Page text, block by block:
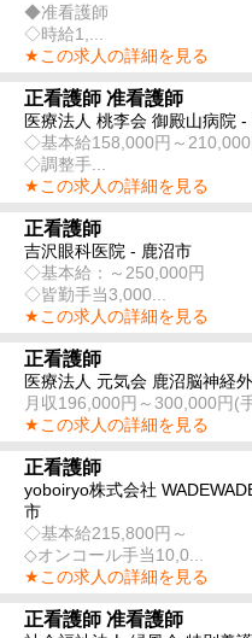
◆准看護師
◇時給1,...
★この求人の詳細を見る
正看護師 准看護師
医療法人 桃李会 御殿山病院 -
◇基本給158,000円～210,000
◇調整手...
★この求人の詳細を見る
正看護師
吉沢眼科医院 - 鹿沼市
◇基本給：～250,000円
◇皆勤手当3,000...
★この求人の詳細を見る
正看護師
医療法人 元気会 鹿沼脳神経
月収196,000円～300,000円(
★この求人の詳細を見る
正看護師
yoboiryo株式会社
市
◇基本給215,800円～
◇オンコール手当10,0...
★この求人の詳細を見る
正看護師 准看護師